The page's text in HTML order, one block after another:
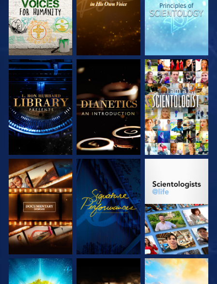
VERKEN DE SERIE VERKEN DE SERIE KIJK
VERKEN DE SERIE KIJK VERKEN DE SERIE